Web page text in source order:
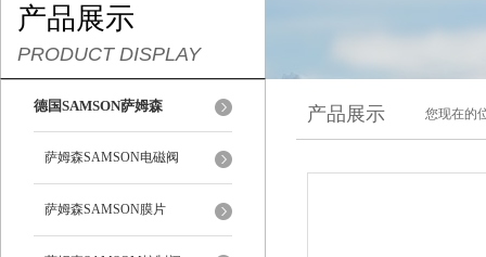
产品展示
PRODUCT DISPLAY
德国SAMSON萨姆森
萨姆森SAMSON电磁阀
萨姆森SAMSON膜片
产品展示 您现在的